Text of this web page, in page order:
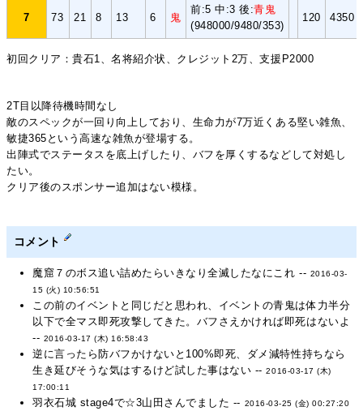
7 73 21 8 13 6 鬼
前:5 中:3 後:青鬼
(948000/9480/353)
120 4350
初回クリア：貴石1、名将紹介状、クレジット2万、支援P2000
2T目以降待機時間なし
敵のスペックが一回り向上しており、生命力が7万近くある堅い雑魚、
敏捷365という高速な雑魚が登場する。
出陣式でステータスを底上げしたり、バフを厚くするなどして対処し
たい。
クリア後のスポンサー追加はない模様。
コメント
魔窟７のボス追い詰めたらいきなり全滅したなにこれ -- 2016-03-
15 (火) 10:56:51
この前のイベントと同じだと思われ、イベントの青鬼は体力半分
以下で全マス即死攻撃してきた。バフさえかければ即死はないよ
-- 2016-03-17 (木) 16:58:43
逆に言ったら防バフかけないと100%即死、ダメ減特性持ちなら
生き延びそうな気はするけど試した事はない --2016-03-17 (木)
17:00:11
羽衣石城 stage4で☆3山田さんでました -- 2016-03-25 (金) 00:27:20